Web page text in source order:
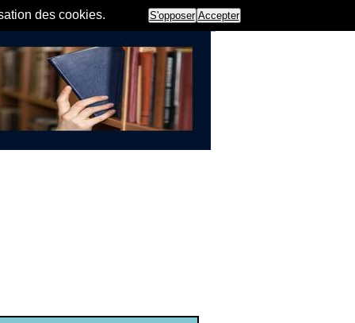
des cookies. S'opposer Accepter